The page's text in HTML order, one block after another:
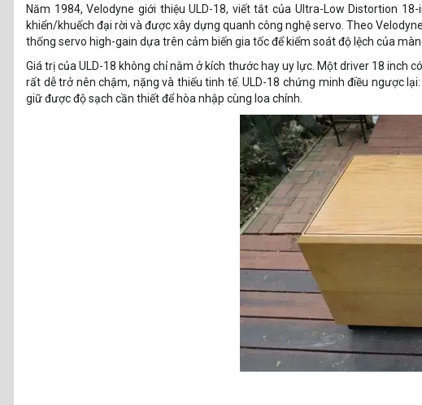
Năm 1984, Velodyne giới thiệu ULD-18, viết tắt của Ultra-Low Distortion
khiển/khuếch đại rời và được xây dựng quanh công nghệ servo. Theo
thống servo high-gain dựa trên cảm biến gia tốc để kiểm soát độ lệch của
Giá trị của ULD-18 không chỉ nằm ở kích thước hay uy lực. Một driver 18
rất dễ trở nên chậm, nặng và thiếu tinh tế. ULD-18 chứng minh điều ngược
giữ được độ sạch cần thiết để hòa nhập cùng loa chính.